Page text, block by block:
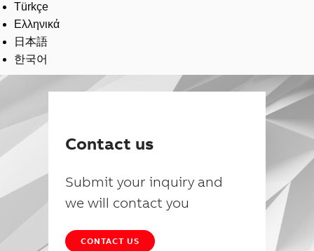
Türkçe
Ελληνικά
日本語
한국어
Contact us
Submit your inquiry and
we will contact you
CONTACT US